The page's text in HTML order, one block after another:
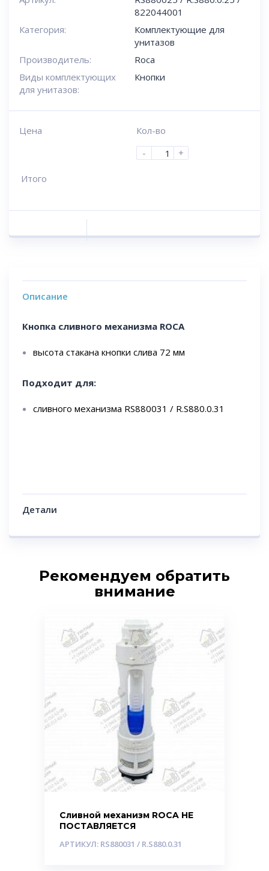
822044001
Категория:
Комплектующие для
унитазов
Производитель:
Roca
Виды комплектующих
для унитазов:
Кнопки
Цена
Кол-во
-
+
Итого
Описание
Кнопка сливного механизма ROCA
высота стакана кнопки слива 72 мм
Подходит для:
сливного механизма RS880031 / R.S880.0.31
Детали
Рекомендуем обратить
внимание
Сливной механизм ROCA НЕ
ПОСТАВЛЯЕТСЯ
АРТИКУЛ: RS880031 / R.S880.0.31